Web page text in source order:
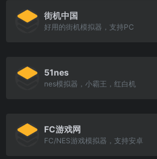
街机中国
好用的街机模拟器，支持PC
51nes
nes模拟器，小霸王，红白机
FC游戏网
FC/NES游戏模拟器，支持安卓